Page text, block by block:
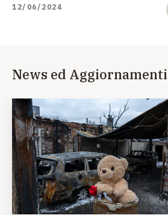
12/06/2024
News ed Aggiornamenti